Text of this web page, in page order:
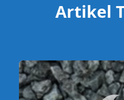
Artikel